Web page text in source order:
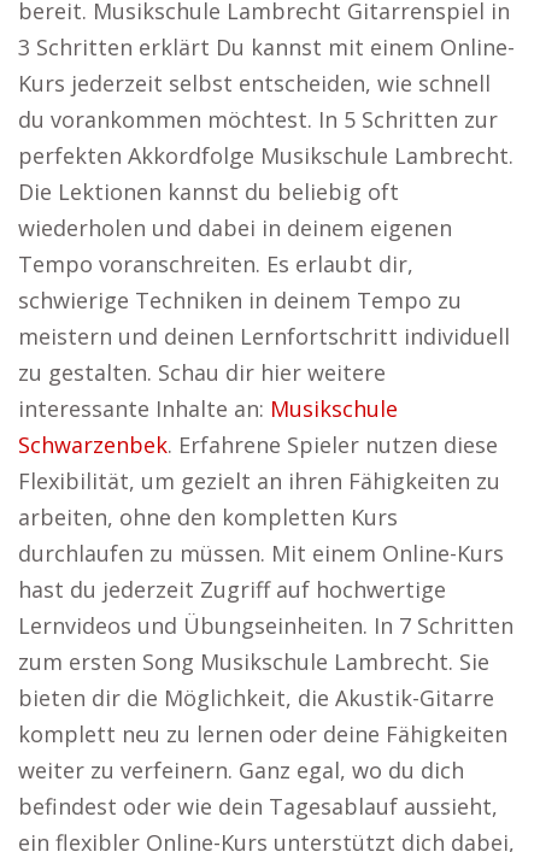
bereit. Musikschule Lambrecht Gitarrenspiel in
3 Schritten erklärt Du kannst mit einem Online-
Kurs jederzeit selbst entscheiden, wie schnell
du vorankommen möchtest. In 5 Schritten zur
perfekten Akkordfolge Musikschule Lambrecht.
Die Lektionen kannst du beliebig oft
wiederholen und dabei in deinem eigenen
Tempo voranschreiten. Es erlaubt dir,
schwierige Techniken in deinem Tempo zu
meistern und deinen Lernfortschritt individuell
zu gestalten. Schau dir hier weitere
interessante Inhalte an: Musikschule
Schwarzenbek. Erfahrene Spieler nutzen diese
Flexibilität, um gezielt an ihren Fähigkeiten zu
arbeiten, ohne den kompletten Kurs
durchlaufen zu müssen. Mit einem Online-Kurs
hast du jederzeit Zugriff auf hochwertige
Lernvideos und Übungseinheiten. In 7 Schritten
zum ersten Song Musikschule Lambrecht. Sie
bieten dir die Möglichkeit, die Akustik-Gitarre
komplett neu zu lernen oder deine Fähigkeiten
weiter zu verfeinern. Ganz egal, wo du dich
befindest oder wie dein Tagesablauf aussieht,
ein flexibler Online-Kurs unterstützt dich dabei,